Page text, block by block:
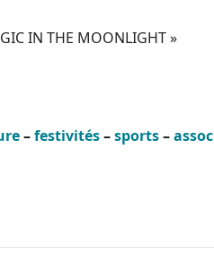
IN THE MOONLIGHT »
–festivités–sports–